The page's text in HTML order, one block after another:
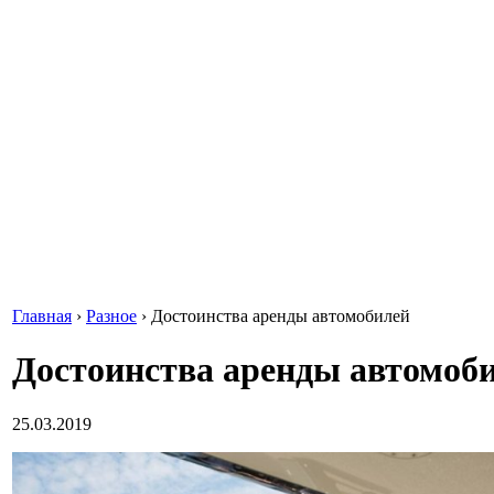
Главная › Разное › Достоинства аренды автомобилей
Достоинства аренды
25.03.2019